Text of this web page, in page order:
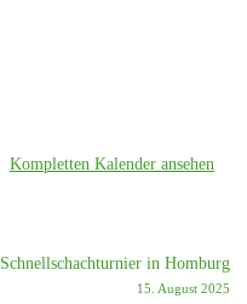
Kompletten Kalender ansehen
Schnellschachturnier in Homburg
15. August 2025